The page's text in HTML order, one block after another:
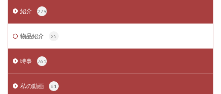
紹介 279
物品紹介 25
時事 761
私の動画 61